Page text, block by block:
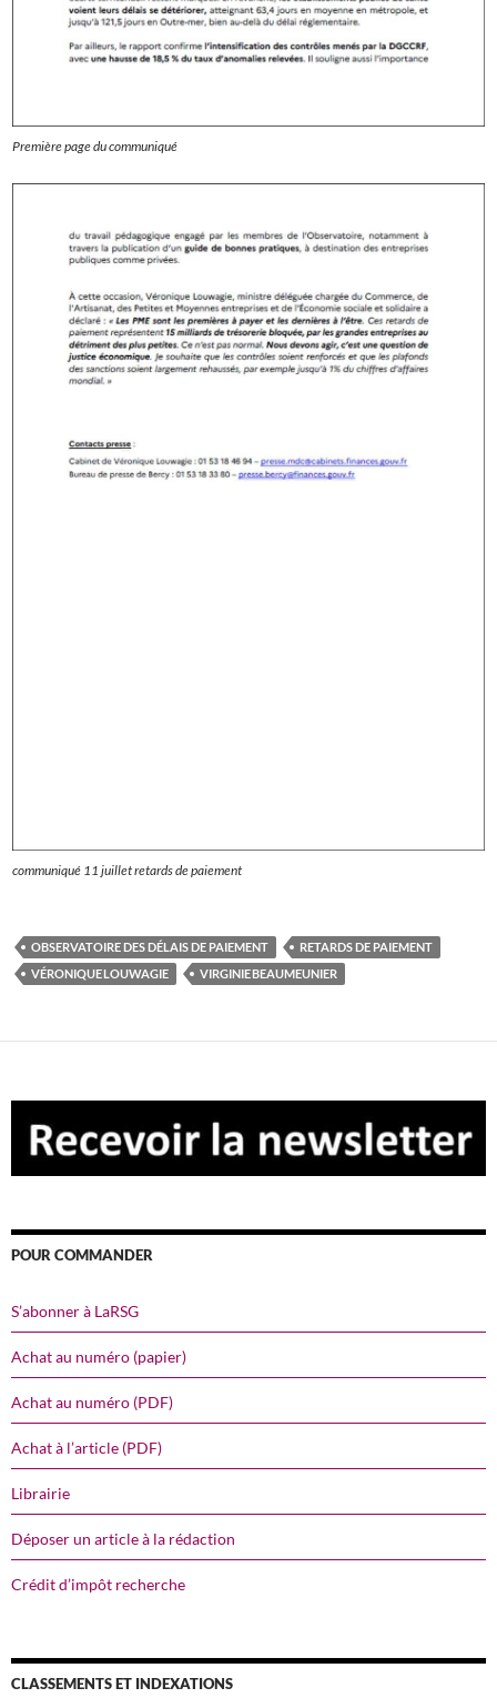
Première page du communiqué
communiqué 11 juillet retards de paiement
OBSERVATOIRE DES DÉLAIS DE PAIEMENT
RETARDS DE PAIEMENT
VÉRONIQUE LOUWAGIE
VIRGINIE BEAUMEUNIER
POUR COMMANDER
S’abonner à LaRSG
Achat au numéro (papier)
Achat au numéro (PDF)
Achat à l’article (PDF)
Librairie
Déposer un article à la rédaction
Crédit d’impôt recherche
CLASSEMENTS ET INDEXATIONS